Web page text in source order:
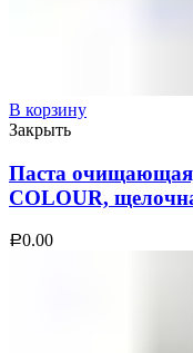
В корзину
Закрыть
Паста
COLOUR,
Р0.00